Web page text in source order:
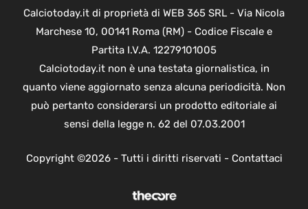
Calciotoday.it di proprietà di WEB 365 SRL - Via Nicola
Marchese 10, 00141 Roma (RM) - Codice Fiscale e
Partita I.V.A. 12279101005
Calciotoday.it non è una testata giornalistica, in
quanto viene aggiornato senza alcuna periodicità. Non
può pertanto considerarsi un prodotto editoriale ai
sensi della legge n. 62 del 07.03.2001
Copyright ©2026 - Tutti i diritti riservati - Contattaci